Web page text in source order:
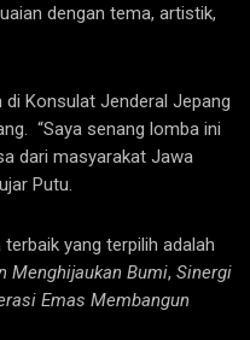
dengan tema, artistik,
Konsulat Jenderal Jepang
“Saya senang lomba ini
dari masyarakat Jawa
Putu.
yang terpilih adalah
Menghijaukan Bumi, Sinergi
Emas Membangun